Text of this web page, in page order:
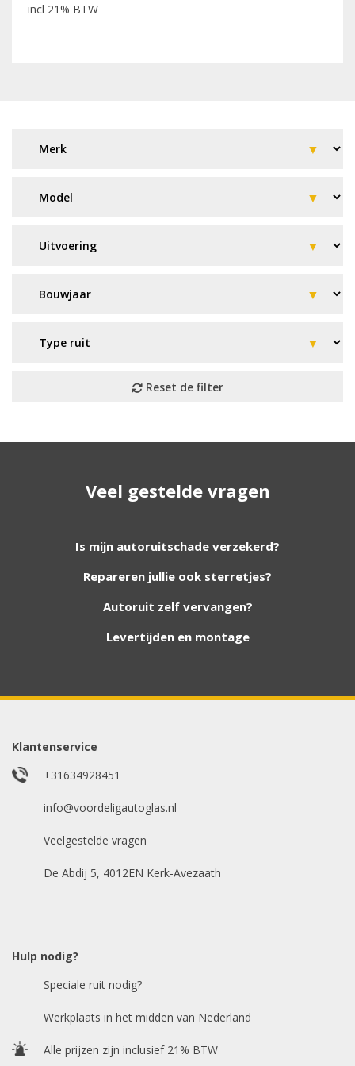
incl 21% BTW
verder!
Wij zijn continu bezig met het toevoegen van
ruit er niet tussen? Grote kans dat wij deze wel
hebben. Vul het formulier in en wij nemen
whatsappje met foto van de ruit en uw auto
Uw merk auto
Bouwjaar
Veel gestelde vragen
Is mijn autoruitschade verzekerd?
Repareren jullie ook sterretjes?
Autoruit zelf vervangen?
Levertijden en montage
Klantenservice
+31634928451
info@voordeligautoglas.nl
Veelgestelde vragen
De Abdij 5, 4012EN Kerk-Avezaath
Hulp nodig?
Speciale ruit nodig?
Werkplaats in het midden van Nederland
Alle prijzen zijn inclusief 21% BTW